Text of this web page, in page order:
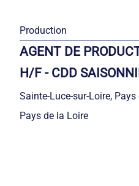
Production
AGENT DE
H/F - CDD
Sainte-Luce-sur-Loire,
Pays de la Loire